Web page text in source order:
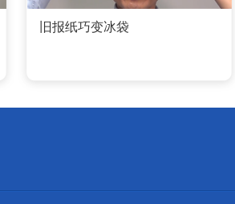
旧报纸巧变冰袋